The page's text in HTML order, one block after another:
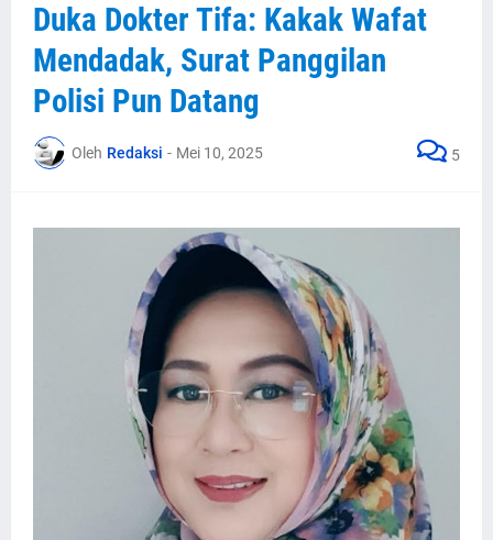
Duka Dokter Tifa: Kakak Wafat
Mendadak, Surat Panggilan
Polisi Pun Datang
Oleh Redaksi - Mei 10, 2025 5